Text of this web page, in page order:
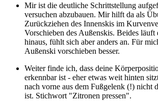
Mir ist die deutliche Schrittstellung
versuchen abzubauen. Mir hilft da als
Zurückziehen des Innenskis im
Vorschieben des Außenskis. Beides läuft
hinaus, fühlt sich aber anders an. Für
Außenski vorschieben besser.
Weiter finde ich, dass deine
erkennbar ist - eher etwas weit hinten
nach vorne aus dem Fußgelenk (!) nicht
ist. Stichwort "Zitronen pressen".